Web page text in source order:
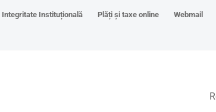
Integritate Instituțională Plăți și taxe online Webmail